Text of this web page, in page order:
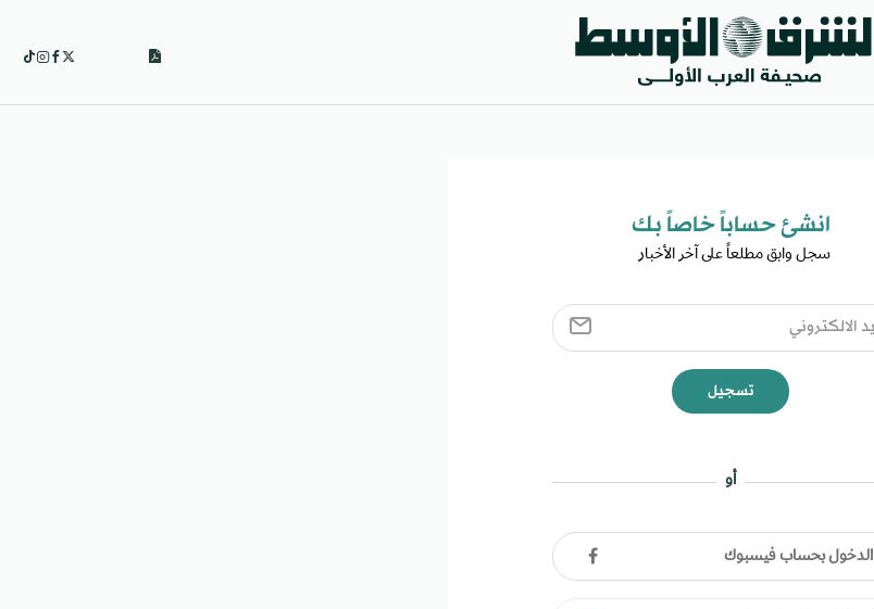
انشئ حساباً خاصاً بك​
سجل وابق مطلعاً على آخر الأخبار ​
تسجيل
أو
الدخول بحساب فيسبوك